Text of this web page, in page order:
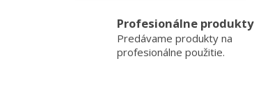
Profesionálne produkty
Predávame produkty na
profesionálne použitie.